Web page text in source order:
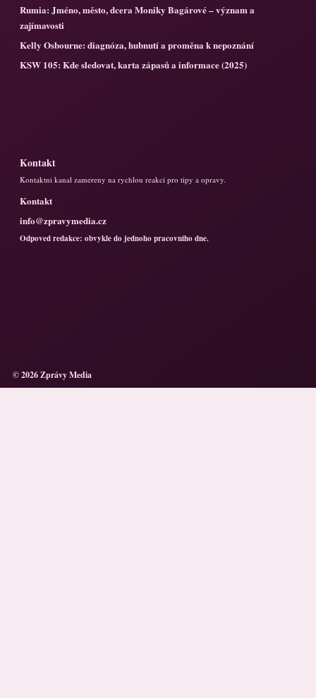
Rumia: Jméno, město, dcera Moniky Bagárové – význam a
zajímavosti
Kelly Osbourne: diagnóza, hubnutí a proměna k nepoznání
KSW 105: Kde sledovat, karta zápasů a informace (2025)
Kontakt
Kontaktni kanal zamereny na rychlou reakci pro tipy a opravy.
Kontakt
info@zpravymedia.cz
Odpoved redakce: obvykle do jednoho pracovniho dne.
© 2026 Zprávy Media